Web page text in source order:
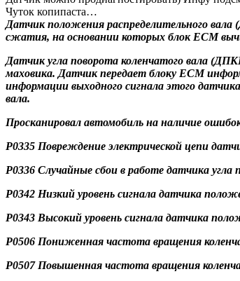
Чуток копипаста…
Датчик положения распределительного
сжатия, на основании которых блок ЕСМ
Датчик угла поворота коленчатого вала
маховика. Датчик передает блоку ЕСМ
информации выходного сигнала этого
вала.
Просканировал автомобиль на наличие
P0335 Повреждение электрической цепи
P0336 Случайные сбои в работе датчика угла
P0342 Низкий уровень сигнала датчика
P0343 Высокий уровень сигнала датчика
P0506 Пониженная частота вращения
P0507 Повышенная частота вращения